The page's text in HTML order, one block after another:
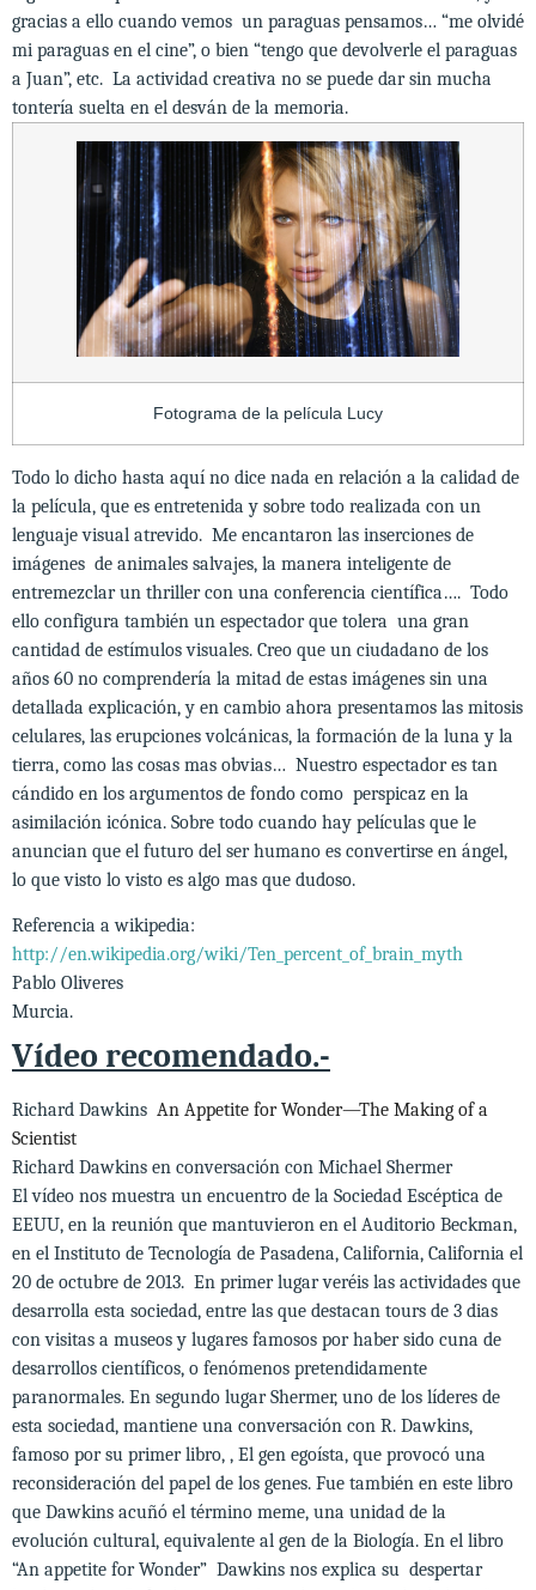
gracias a ello cuando vemos un paraguas pensamos… “me olvidé
mi paraguas en el cine”, o bien “tengo que devolverle el paraguas
a Juan”, etc. La actividad creativa no se puede dar sin mucha
tontería suelta en el desván de la memoria.
Fotograma de la película Lucy
Todo lo dicho hasta aquí no dice nada en relación a la calidad de
la película, que es entretenida y sobre todo realizada con un
lenguaje visual atrevido. Me encantaron las inserciones de
imágenes de animales salvajes, la manera inteligente de
entremezclar un thriller con una conferencia científica…. Todo
ello configura también un espectador que tolera una gran
cantidad de estímulos visuales. Creo que un ciudadano de los
años 60 no comprendería la mitad de estas imágenes sin una
detallada explicación, y en cambio ahora presentamos las mitosis
celulares, las erupciones volcánicas, la formación de la luna y la
tierra, como las cosas mas obvias… Nuestro espectador es tan
cándido en los argumentos de fondo como perspicaz en la
asimilación icónica. Sobre todo cuando hay películas que le
anuncian que el futuro del ser humano es convertirse en ángel,
lo que visto lo visto es algo mas que dudoso.
Referencia a wikipedia:
http://en.wikipedia.org/wiki/Ten_percent_of_brain_myth
Pablo Oliveres
Murcia.
Vídeo recomendado.-
Richard Dawkins An Appetite for Wonder—The Making of a
Scientist
Richard Dawkins en conversación con Michael Shermer
El vídeo nos muestra un encuentro de la Sociedad Escéptica de
EEUU, en la reunión que mantuvieron en el Auditorio Beckman,
en el Instituto de Tecnología de Pasadena, California, California el
20 de octubre de 2013. En primer lugar veréis las actividades que
desarrolla esta sociedad, entre las que destacan tours de 3 dias
con visitas a museos y lugares famosos por haber sido cuna de
desarrollos científicos, o fenómenos pretendidamente
paranormales. En segundo lugar Shermer, uno de los líderes de
esta sociedad, mantiene una conversación con R. Dawkins,
famoso por su primer libro, , El gen egoísta, que provocó una
reconsideración del papel de los genes. Fue también en este libro
que Dawkins acuñó el término meme, una unidad de la
evolución cultural, equivalente al gen de la Biología. En el libro
“An appetite for Wonder” Dawkins nos explica su despertar